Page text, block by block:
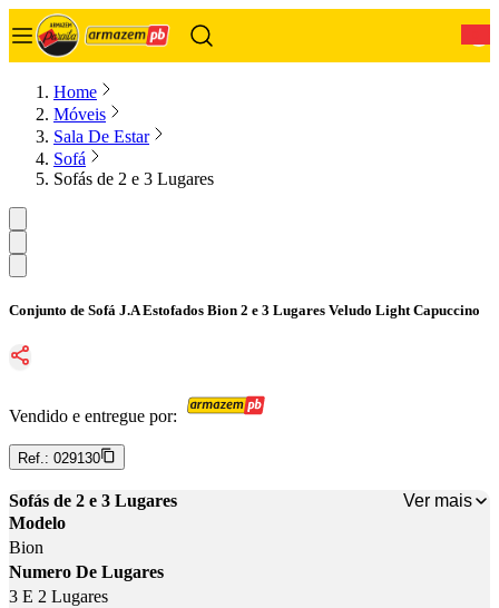
Home
Móveis
Sala De Estar
Sofá
Sofás de 2 e 3 Lugares
Conjunto de Sofá J.A Estofados Bion 2 e 3 Lugares Veludo Light Capuccino
Vendido e entregue por:
Ref.: 029130
Sofás de 2 e 3 Lugares
Ver mais
Modelo
Bion
Numero De Lugares
3 E 2 Lugares